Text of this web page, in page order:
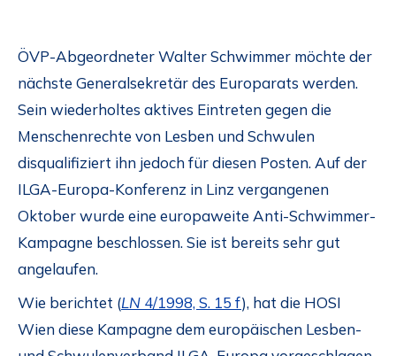
ÖVP-Abgeordneter Walter Schwimmer möchte der
nächste Generalsekretär des Europarats werden.
Sein wiederholtes aktives Eintreten gegen die
Menschenrechte von Lesben und Schwulen
disqualifiziert ihn jedoch für diesen Posten. Auf der
ILGA-Europa-Konferenz in Linz vergangenen
Oktober wurde eine europaweite Anti-Schwimmer-
Kampagne beschlossen. Sie ist bereits sehr gut
angelaufen.
Wie berichtet (LN 4/1998, S. 15 f), hat die HOSI
Wien diese Kampagne dem europäischen Lesben-